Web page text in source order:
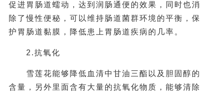
促进胃肠道蠕动，达到润肠通便的效果，同时也消
除了慢性便秘，可以维持肠道菌群环境的平衡，保
护胃肠道黏膜，降低患上胃肠道疾病的几率。
2.抗氧化
雪莲花能够降低血清中甘油三酯以及胆固醇的
含量，另外里面含有大量的抗氧化物质，能够清除